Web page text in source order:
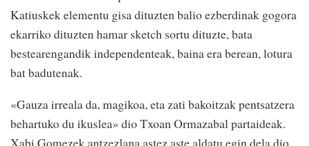
Katiuskek elementu gisa dituzten balio ezberdinak gogora
ekarriko dituzten hamar sketch sortu dituzte, bata
bestearengandik independenteak, baina era berean, lotura
bat badutenak.
«Gauza irreala da, magikoa, eta zati bakoitzak pentsatzera
behartuko du ikuslea» dio Txoan Ormazabal partaideak.
Xabi Gomezek antzezlana astez aste aldatu egin dela dio.